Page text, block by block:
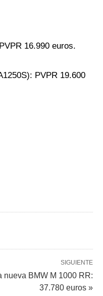
16.990 euros.
PVPR 19.600
SIGUIENTE
nueva BMW M 1000 RR:
37.780 euros »